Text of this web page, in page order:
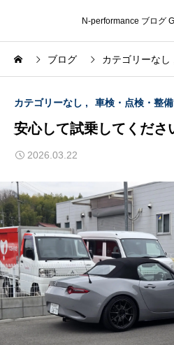
N-performance ブログ
ブログ カテゴリーなし
カテゴリーなし 車検・点検・整備
安心して試乗してくださ
2026.03.22